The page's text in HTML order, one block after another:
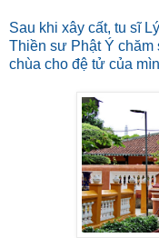
Sau khi xây cất, tu sĩ
Thiền sư Phật Ý chăm
chùa cho đệ tử của